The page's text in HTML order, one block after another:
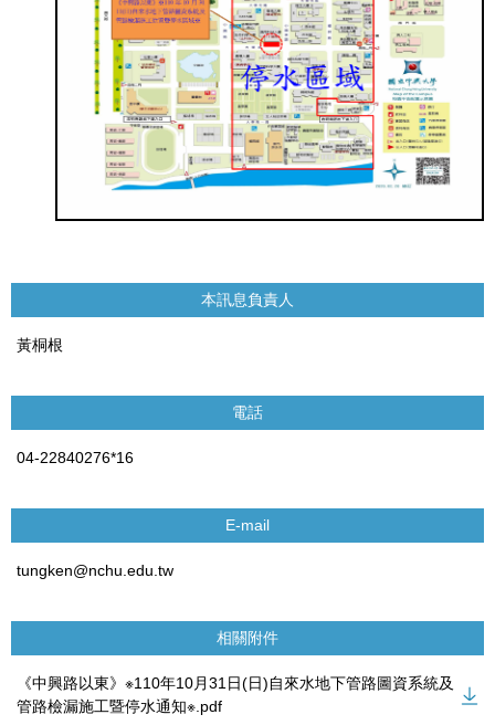
本訊息負責人
黃桐根
電話
04-22840276*16
E-mail
tungken@nchu.edu.tw
相關附件
《中興路以東》※110年10月31日(日)自來水地下管路圖資系統及
管路檢漏施工暨停水通知※.pdf